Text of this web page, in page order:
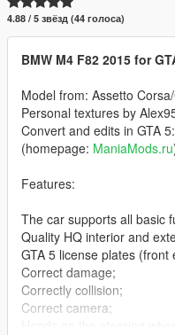
4.88 / 5 звёзд (44 голоса)
BMW M4 F82 2015 for
Model from: Assetto
Personal textures by
Convert and edits in GTA
(homepage: ManiaMods.ru
Features:
The car supports all basic
Quality HQ interior and
GTA 5 license plates (front
Correct damage;
Correctly collision;
Correct camera;